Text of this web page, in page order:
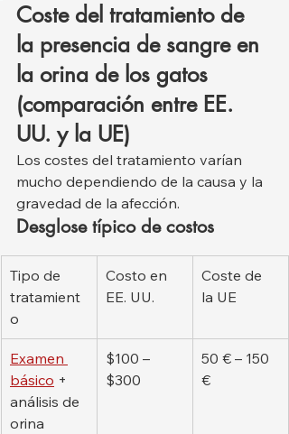
Coste del tratamiento de
la presencia de sangre en
la orina de los gatos
(comparación entre EE.
UU. y la UE)
Los costes del tratamiento varían
mucho dependiendo de la causa y la
gravedad de la afección.
Desglose típico de costos
Tipo de
tratamient
o
Costo en
EE. UU.
Coste de
la UE
Examen
básico +
análisis de
orina
$100 –
$300
50 € – 150
€